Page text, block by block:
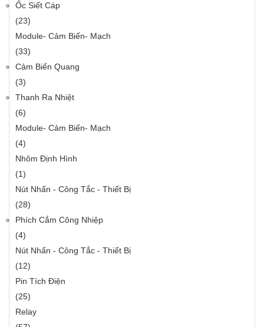
Ốc Siết Cáp
(23)
Module- Cảm Biến- Mạch
(33)
Cảm Biến Quang
(3)
Thanh Ra Nhiệt
(6)
Module- Cảm Biến- Mạch
(4)
Nhôm Định Hình
(1)
Nút Nhấn - Công Tắc - Thiết Bị
(28)
Phích Cắm Công Nhiệp
(4)
Nút Nhấn - Công Tắc - Thiết Bị
(12)
Pin Tích Điện
(25)
Relay